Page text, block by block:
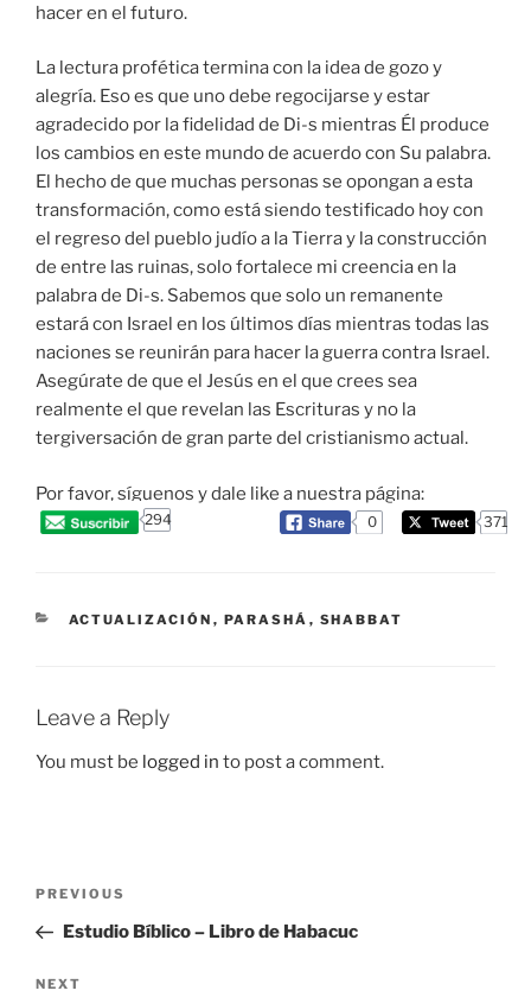
hacer en el futuro.
La lectura profética termina con la idea de gozo y
alegría. Eso es que uno debe regocijarse y estar
agradecido por la fidelidad de Di-s mientras Él produce
los cambios en este mundo de acuerdo con Su palabra.
El hecho de que muchas personas se opongan a esta
transformación, como está siendo testificado hoy con
el regreso del pueblo judío a la Tierra y la construcción
de entre las ruinas, solo fortalece mi creencia en la
palabra de Di-s. Sabemos que solo un remanente
estará con Israel en los últimos días mientras todas las
naciones se reunirán para hacer la guerra contra Israel.
Asegúrate de que el Jesús en el que crees sea
realmente el que revelan las Escrituras y no la
tergiversación de gran parte del cristianismo actual.
Por favor, síguenos y dale like a nuestra página:
294 0 371
CATEGORIES
ACTUALIZACIÓN , PARASHÁ , SHABBAT
Leave a Reply
You must be logged in to post a comment.
Previous
Post
PREVIOUS
Estudio Bíblico – Libro de Habacuc
Next
NEXT